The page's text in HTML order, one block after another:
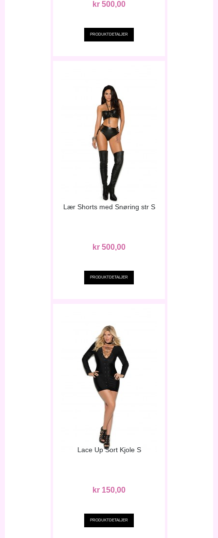
kr 500,00
PRODUKTDETALJER
Lær Shorts med Snøring str S
kr 500,00
PRODUKTDETALJER
Lace Up Sort Kjole S
kr 150,00
PRODUKTDETALJER